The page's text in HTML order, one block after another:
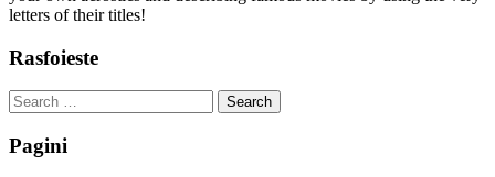
letters of their titles!
Rasfoieste
Search
for:
Pagini